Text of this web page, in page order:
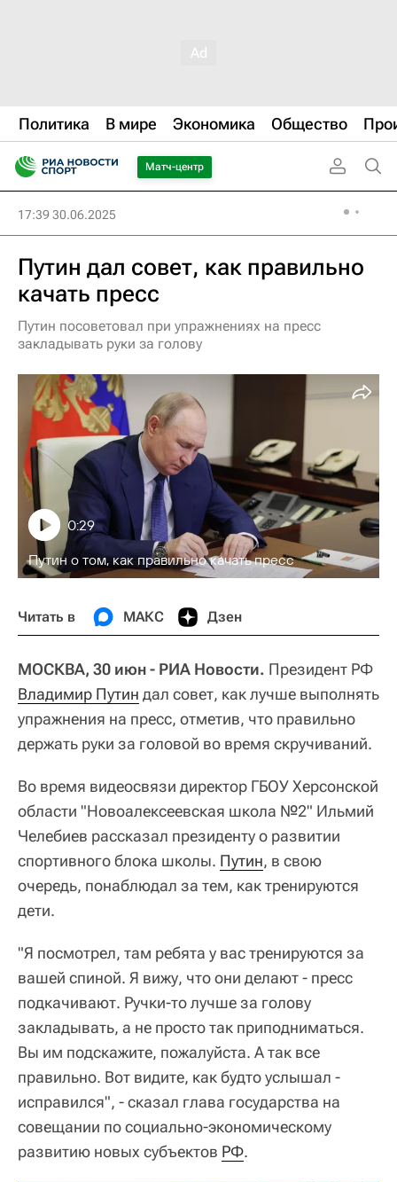
Политика В мире Экономика Общество
Матч-центр
17:39 30.06.2025
Путин дал совет, как правильно
качать пресс
Путин посоветовал при упражнениях на пресс
закладывать руки за голову
Путин о том, как правильно качать пресс
0:29
Читать в МАКС Дзен
МОСКВА, 30 июн - РИА Новости. Президент РФ
Владимир Путин дал совет, как лучше выполнять
упражнения на пресс, отметив, что правильно
держать руки за головой во время скручиваний.
Во время видеосвязи директор ГБОУ Херсонской
области "Новоалексеевская школа №2" Ильмий
Челебиев рассказал президенту о развитии
спортивного блока школы. Путин, в свою
очередь, понаблюдал за тем, как тренируются
дети.
"Я посмотрел, там ребята у вас тренируются за
вашей спиной. Я вижу, что они делают - пресс
подкачивают. Ручки-то лучше за голову
закладывать, а не просто так приподниматься.
Вы им подскажите, пожалуйста. А так все
правильно. Вот видите, как будто услышал -
исправился", - сказал глава государства на
совещании по социально-экономическому
развитию новых субъектов РФ.